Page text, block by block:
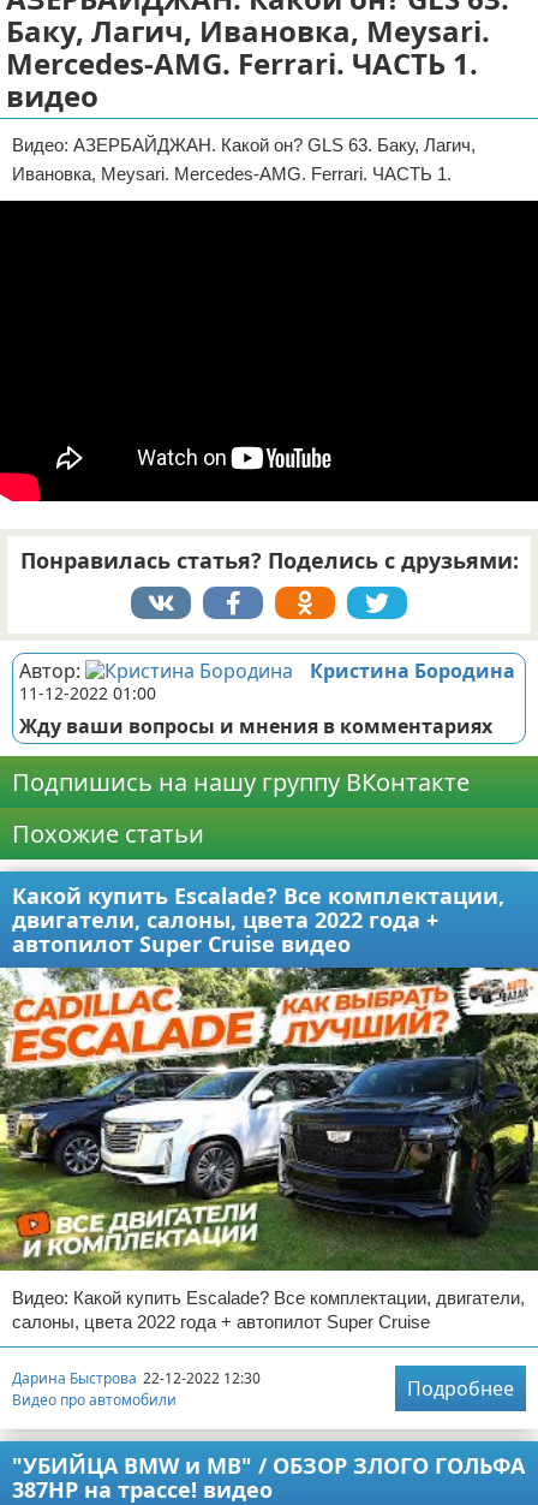
ДТП
Своими руками
Строительство и ремонт
Отказ от ответственности
Баку, Лагич, Ивановка, Meysari.
Mercedes-AMG. Ferrari. ЧАСТЬ 1.
видео
Видео: АЗЕРБАЙДЖАН. Какой он? GLS 63. Баку, Лагич,
Ивановка, Meysari. Mercedes-AMG. Ferrari. ЧАСТЬ 1.
Понравилась статья? Поделись с друзьями:
Автор: Кристина Бородина
11-12-2022 01:00
Жду ваши вопросы и мнения в комментариях
Подпишись на нашу группу ВКонтакте
Похожие статьи
Какой купить Escalade? Все комплектации,
двигатели, салоны, цвета 2022 года +
автопилот Super Cruise видео
Видео: Какой купить Escalade? Все комплектации, двигатели,
салоны, цвета 2022 года + автопилот Super Cruise
Дарина Быстрова 22-12-2022 12:30
Видео про автомобили
Подробнее
"УБИЙЦА BMW и MB" / ОБЗОР ЗЛОГО ГОЛЬФА
387HP на трассе! видео